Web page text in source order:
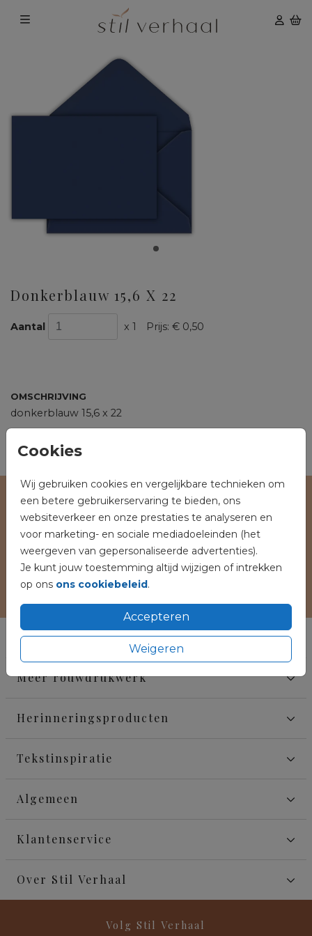
Cookies
Wij gebruiken cookies en vergelijkbare technieken om
een betere gebruikerservaring te bieden, ons
websiteverkeer en onze prestaties te analyseren en
voor marketing- en sociale mediadoeleinden (het
weergeven van gepersonaliseerde advertenties).
Je kunt jouw toestemming altijd wijzigen of intrekken
op ons ons cookiebeleid.
Accepteren
Weigeren
Donkerblauw 15,6 X 22
Aantal x 1 Prijs: € 0,50
OMSCHRIJVING
donkerblauw 15,6 x 22
Prijs: € 0,50
Veilig winkelen en betalen
Rouwkaarten
Meer rouwdrukwerk
Herinneringsproducten
Tekstinspiratie
Algemeen
Klantenservice
Over Stil Verhaal
Volg Stil Verhaal